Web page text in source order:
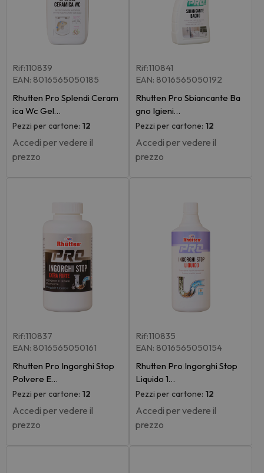
Rif:110839
EAN: 8016565050185
Rhutten Pro Splendi Ceram
ica Wc Gel…
Pezzi per cartone: 12
Accedi per vedere il
prezzo
Rif:110841
EAN: 8016565050192
Rhutten Pro Sbiancante Ba
gno Igieni…
Pezzi per cartone: 12
Accedi per vedere il
prezzo
Rif:110837
EAN: 8016565050161
Rhutten Pro Ingorghi Stop
Polvere E…
Pezzi per cartone: 12
Accedi per vedere il
prezzo
Rif:110835
EAN: 8016565050154
Rhutten Pro Ingorghi Stop
Liquido 1…
Pezzi per cartone: 12
Accedi per vedere il
prezzo